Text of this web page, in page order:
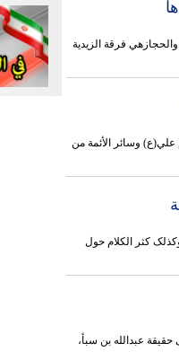
فرقة الزيدية
علي(ع) وسائر الأئمة من
کثر الکلام حول
يريد التعرُّف على حقيقة عبدالله بن سبأ،